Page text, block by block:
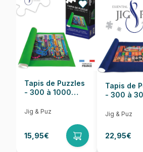
Nombre de pièces 1000
Dimensions 69 x 49
Tapis de Puzzles
- 300 à 1000
Jig & Puz
15,95€
Tapis de
- 300 à
Jig & Puz
22,95€